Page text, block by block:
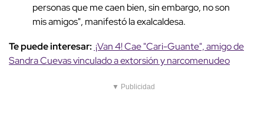
personas que me caen bien, sin embargo, no son
mis amigos", manifestó la exalcaldesa.
Te puede interesar: ¡Van 4! Cae "Cari-Guante", amigo de
Sandra Cuevas vinculado a extorsión y narcomenudeo
▼ Publicidad